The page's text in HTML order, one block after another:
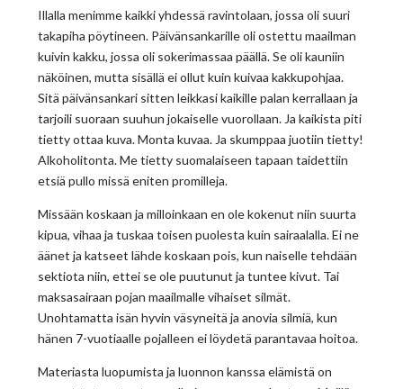
Illalla menimme kaikki yhdessä ravintolaan, jossa oli suuri
takapiha pöytineen. Päivänsankarille oli ostettu maailman
kuivin kakku, jossa oli sokerimassaa päällä. Se oli kauniin
näköinen, mutta sisällä ei ollut kuin kuivaa kakkupohjaa.
Sitä päivänsankari sitten leikkasi kaikille palan kerrallaan ja
tarjoili suoraan suuhun jokaiselle vuorollaan. Ja kaikista piti
tietty ottaa kuva. Monta kuvaa. Ja skumppaa juotiin tietty!
Alkoholitonta. Me tietty suomalaiseen tapaan taidettiin
etsiä pullo missä eniten promilleja.
Missään koskaan ja milloinkaan en ole kokenut niin suurta
kipua, vihaa ja tuskaa toisen puolesta kuin sairaalalla. Ei ne
äänet ja katseet lähde koskaan pois, kun naiselle tehdään
sektiota niin, ettei se ole puutunut ja tuntee kivut. Tai
maksasairaan pojan maailmalle vihaiset silmät.
Unohtamatta isän hyvin väsyneitä ja anovia silmiä, kun
hänen 7-vuotiaalle pojalleen ei löydetä parantavaa hoitoa.
Materiasta luopumista ja luonnon kanssa elämistä on